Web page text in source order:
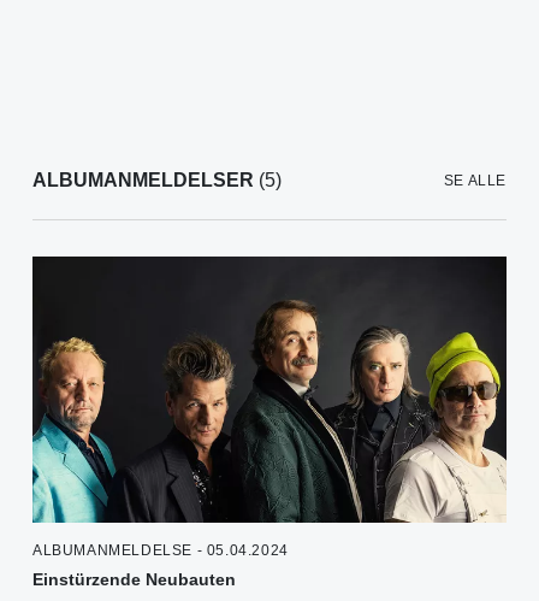
ALBUMANMELDELSER (5) SE ALLE
ALBUMANMELDELSE - 05.04.2024
Einstürzende Neubauten